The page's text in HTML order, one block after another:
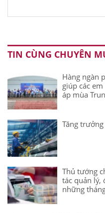
TIN CÙNG CHUYÊN
Hàng ngàn
giúp các
áp mùa
Tăng
Thủ tướng
tác quản lý,
những